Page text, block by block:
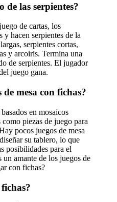
las serpientes?
de cartas, los
y hacen serpientes de la
serpientes cortas,
y arcoiris. Termina una
de serpientes. El jugador
juego gana.
mesa con fichas?
​​en mosaicos
piezas de juego para
pocos juegos de mesa
su tablero, lo que
posibilidades para el
un amante de los juegos de
con fichas?